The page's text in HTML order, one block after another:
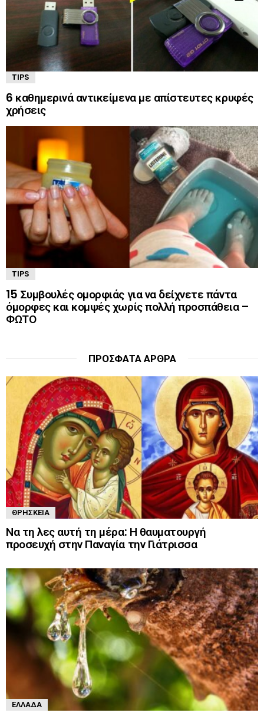
TIPS
6 καθημερινά αντικείμενα με απίστευτες κρυφές
χρήσεις
TIPS
15 Συμβουλές ομορφιάς για να δείχνετε πάντα
όμορφες και κομψές χωρίς πολλή προσπάθεια –
ΦΩΤΟ
ΠΡΌΣΦΑΤΑ ΆΡΘΡΑ
ΘΡΗΣΚΕΊΑ
Να τη λες αυτή τη μέρα: Η θαυματουργή
προσευχή στην Παναγία την Γιάτρισσα
ΕΛΛΆΔΑ